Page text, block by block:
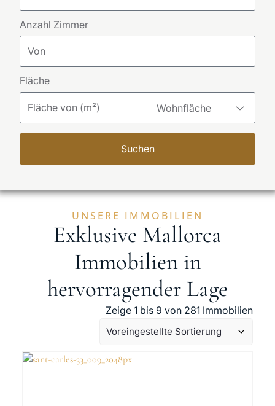
Anzahl Zimmer
Fläche
Wohnfläche
Suchen
UNSERE IMMOBILIEN
Exklusive Mallorca
Immobilien in
hervorragender Lage
Zeige 1 bis 9 von 281 Immobilien